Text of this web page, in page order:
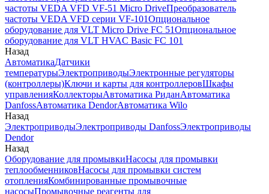
частоты VEDA VFD VF-51 Micro DriveПреобразователь
частоты VEDA VFD серии VF-101Опциональное
оборудование для VLT Micro Drive FC 51Опциональное
оборудование для VLT HVAC Basic FC 101
Назад
АвтоматикаДатчики
температурыЭлектроприводыЭлектронные регуляторы
(контроллеры)Ключи и карты для контроллеровШкафы
управленияКоллекторыАвтоматика РиданАвтоматика
DanfossАвтоматика DendorАвтоматика Wilo
Назад
ЭлектроприводыЭлектроприводы DanfossЭлектроприводы
Dendor
Назад
Оборудование для промывкиНасосы для промывки
теплообменниковНасосы для промывки систем
отопленияКомбинированные промывочные
насосыПромывочные реагенты для